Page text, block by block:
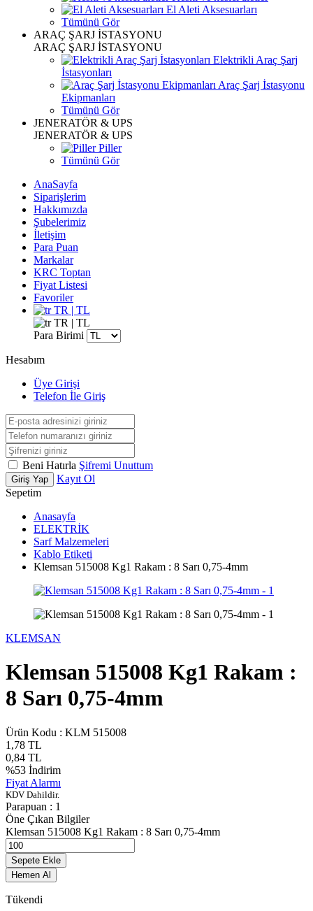
El Aleti Aksesuarları
Tümünü Gör
ARAÇ ŞARJ İSTASYONU
ARAÇ ŞARJ İSTASYONU
Elektrikli Araç Şarj
İstasyonları
Araç Şarj İstasyonu
Ekipmanları
Tümünü Gör
JENERATÖR & UPS
JENERATÖR & UPS
Piller
Tümünü Gör
AnaSayfa
Siparişlerim
Hakkımızda
Şubelerimiz
İletişim
Para Puan
Markalar
KRC Toptan
Fiyat Listesi
Favoriler
TR | TL
TR | TL
Para Birimi
Hesabım
Üye Girişi
Telefon İle Giriş
Beni Hatırla Şifremi Unuttum
Giriş Yap
Kayıt Ol
Sepetim
Anasayfa
ELEKTRİK
Sarf Malzemeleri
Kablo Etiketi
Klemsan 515008 Kg1 Rakam : 8 Sarı 0,75-4mm
KLEMSAN
Klemsan 515008 Kg1 Rakam :
8 Sarı 0,75-4mm
Ürün Kodu : KLM 515008
1,78 TL
0,84 TL
%53 İndirim
Fiyat Alarmı
KDV Dahildir.
Parapuan : 1
Öne Çıkan Bilgiler
Klemsan 515008 Kg1 Rakam : 8 Sarı 0,75-4mm
Sepete Ekle
Hemen Al
Tükendi